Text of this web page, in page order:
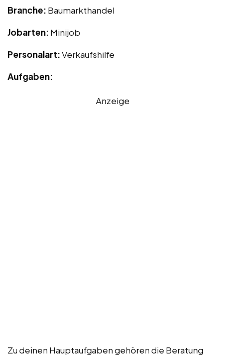
Branche: Baumarkthandel
Jobarten: Minijob
Personalart:Verkaufshilfe
Aufgaben:
Anzeige
Zu deinen Hauptaufgaben gehören die Beratung